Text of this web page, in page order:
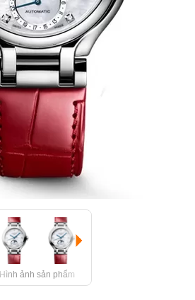
Hình ảnh sản phẩm